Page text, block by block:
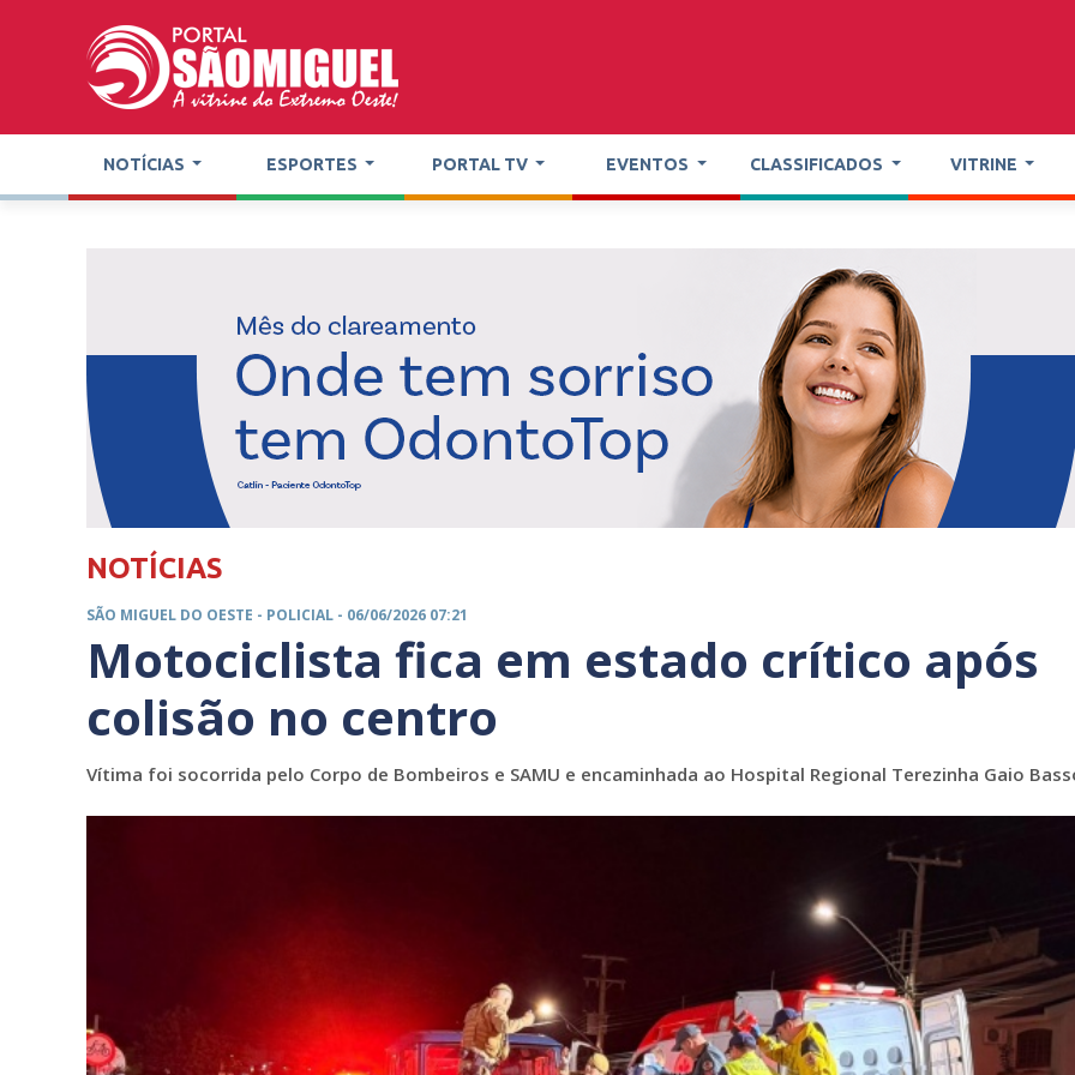
NOTÍCIAS ESPORTES PORTAL TV EVENTOS CLASSIFICADOS VITRINE
NOTÍCIAS
SÃO MIGUEL DO OESTE - POLICIAL - 06/06/2026 07:21
Motociclista fica em estado crítico após
colisão no centro
Vítima foi socorrida pelo Corpo de Bombeiros e SAMU e encaminhada ao Hospital Regional Terezinha Gaio